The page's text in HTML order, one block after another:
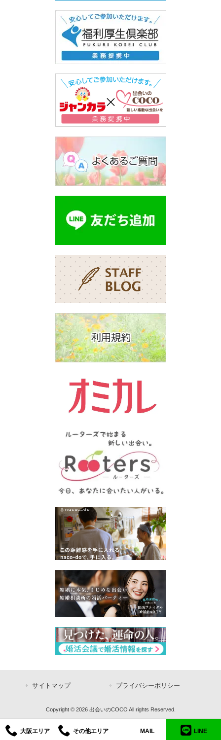
サイトマップ プライバシーポリシー
Copyright © 2026 出会いのCOCO All rights Reserved.
大阪エリア その他エリア MAIL LINE